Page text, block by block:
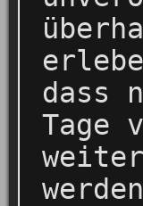
dass
Tage